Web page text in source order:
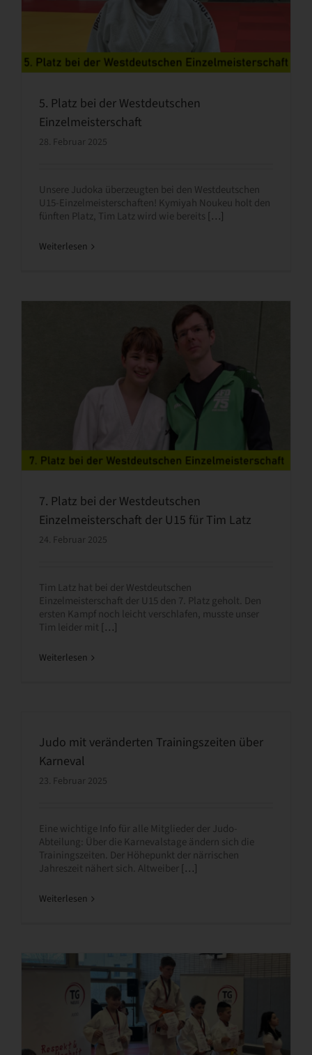
5. Platz bei der Westdeutschen
Einzelmeisterschaft
28. Februar 2025
Unsere Judoka überzeugten bei den Westdeutschen
U15-Einzelmeisterschaften! Kymiyah Noukeu holt den
fünften Platz, Tim Latz wird wie bereits […]
Weiterlesen
7. Platz bei der Westdeutschen
Einzelmeisterschaft der U15 für Tim Latz
24. Februar 2025
Tim Latz hat bei der Westdeutschen
Einzelmeisterschaft der U15 den 7. Platz geholt. Den
ersten Kampf noch leicht verschlafen, musste unser
Tim leider mit […]
Weiterlesen
Judo mit veränderten Trainingszeiten über
Karneval
23. Februar 2025
Eine wichtige Info für alle Mitglieder der Judo-
Abteilung: Über die Karnevalstage ändern sich die
Trainingszeiten. Der Höhepunkt der närrischen
Jahreszeit nähert sich. Altweiber […]
Weiterlesen